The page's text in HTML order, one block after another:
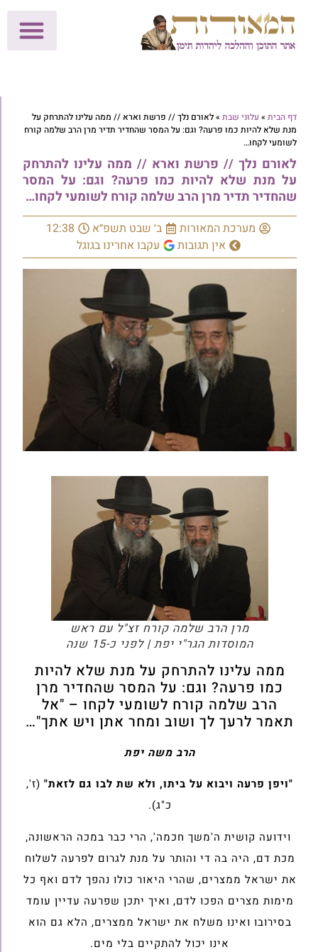
דף הבית » עלוני שבת »לאורם נלך // פרשת וארא // ממה עלינו להתרחק על
מנת שלא להיות כמו פרעה? וגם: על המסר שהחדיר תדיר מרן הרב שלמה קורח
לשומעי לקחו…
לאורם נלך // פרשת וארא // ממה עלינו להתרחק
על מנת שלא להיות כמו פרעה? וגם: על המסר
שהחדיר תדיר מרן הרב שלמה קורח לשומעי לקחו…
מערכת המאורות ב׳ שבט תשפ״א
12:38
אין תגובות
עקבו אחרינו בגוגל
מרן הרב שלמה קורח זצ"ל עם ראש
המוסדות הגר"י יפת | לפני כ-15 שנה
ממה עלינו להתרחק על מנת שלא להיות
כמו פרעה? וגם: על המסר שהחדיר מרן
הרב שלמה קורח לשומעי לקחו – "אל
תאמר לרעך לך ושוב ומחר אתן ויש אתך"…
הרב משה יפת
"ויפן פרעה ויבוא על ביתו, ולא שת לבו גם לזאת" (ז',
כ"ג).
וידועה קושית ה'משך חכמה', הרי כבר במכה הראשונה,
מכת דם, היה בה די והותר על מנת לגרום לפרעה לשלוח
את ישראל ממצרים, שהרי היאור כולו נהפך לדם ואף כל
מימות מצרים הפכו לדם, ואיך יתכן שפרעה עדיין עומד
בסירובו ואינו משלח את ישראל ממצרים, הלא גם הוא
אינו יכול להתקיים בלי מים.